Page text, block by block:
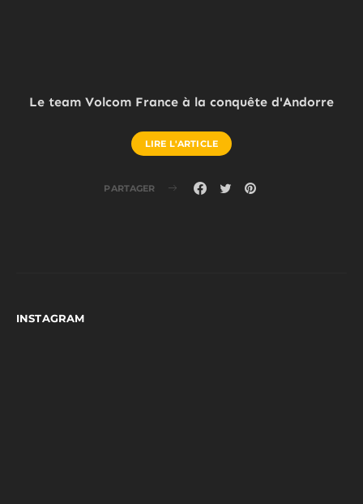
Le team Volcom France à la conquête d'Andorre
LIRE L'ARTICLE
PARTAGER
INSTAGRAM